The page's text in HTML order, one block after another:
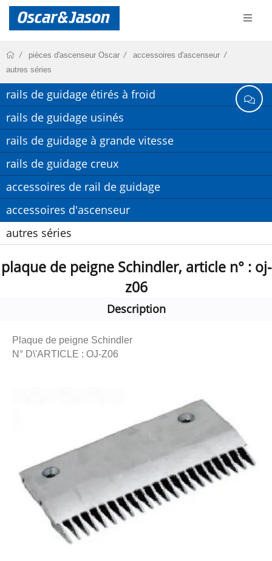
pièces d'ascenseur Oscar
accessoires d'ascenseur
autres séries
rails de guidage étirés à froid
rails de guidage usinés
rails de guidage à grande vitesse
rails de guidage creux
accessoires de rail de guidage
accessoires d'ascenseur
autres séries
plaque de peigne Schindler, article n° : oj-
z06
Description
Plaque de peigne Schindler
N° D\'ARTICLE : OJ-Z06